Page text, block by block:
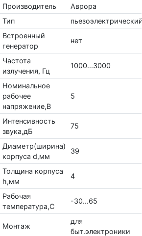
Производитель
Аврора
Тип
пьезоэлектрический
Встроенный
генератор
нет
Частота
излучения, Гц
1000...3000
Номинальное
рабочее
напряжение,В
5
Интенсивность
звука,дБ
75
Диаметр(ширина)
корпуса d,мм
39
Толщина корпуса
h,мм
4
Рабочая
температура,С
-30...65
Монтаж
для
быт.электроники